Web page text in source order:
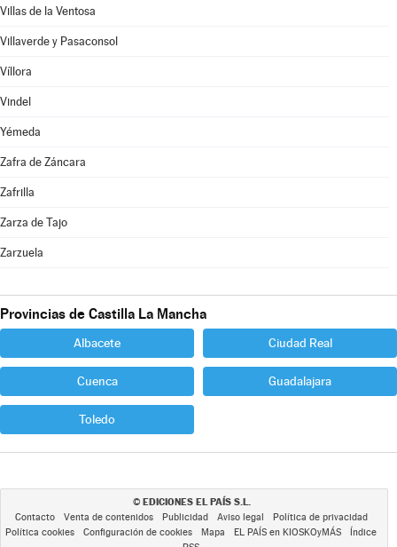
Villas de la Ventosa
Villaverde y Pasaconsol
Víllora
Vindel
Yémeda
Zafra de Záncara
Zafrilla
Zarza de Tajo
Zarzuela
Provincias de Castilla La Mancha
Albacete Ciudad Real
Cuenca Guadalajara
Toledo
© EDICIONES EL PAÍS S.L.
Contacto Venta de contenidos Publicidad Aviso legal
Política de privacidad
Política cookies
Configuración de cookies Mapa EL PAÍS en KIOSKOyMÁS
Índice